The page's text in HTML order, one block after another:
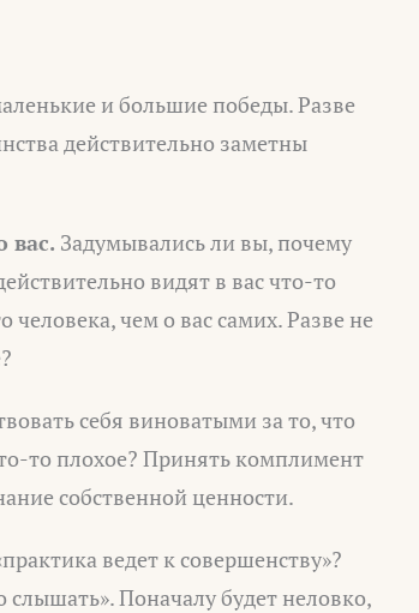
и большие победы. Разве
действительно заметны
вас. Задумывались ли вы, почему
видят в вас что-то
чем о вас самих. Разве не
себя виноватыми за то, что
то плохое? Принять комплимент
собственной ценности.
ведет к совершенству»?
Поначалу будет неловко,